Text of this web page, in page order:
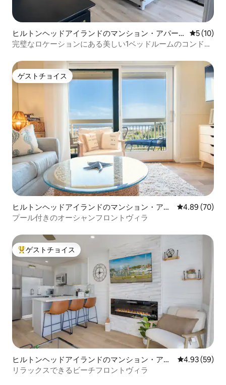
ヒルトンヘッドアイランドのマンション・アパー
ト
レビュー
5 (10)
完璧なロケーションにある美しい1ベッドルームのコンドミ
ゲストチョイス
ゲストチョイス
ヒルトンヘッドアイランドのマンション・アパ
ート
レビュー70
4.89 (70)
プール付きのオーシャンフロントヴィラ
大好評のゲストチョイスです。
ゲストチョイス
ヒルトンヘッドアイランドのマンション・アパ
ート
レビュー59
4.93 (59)
リラックスできるビーチフロントヴィラ